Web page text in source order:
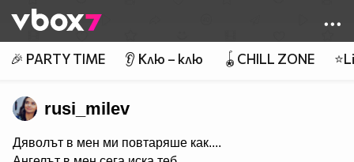
👾
🎉 PARTY TIME 👂 Клю – клю 🪀CHILL ZONE
rusi_milev
Дяволът в мен ми повтаряше как....